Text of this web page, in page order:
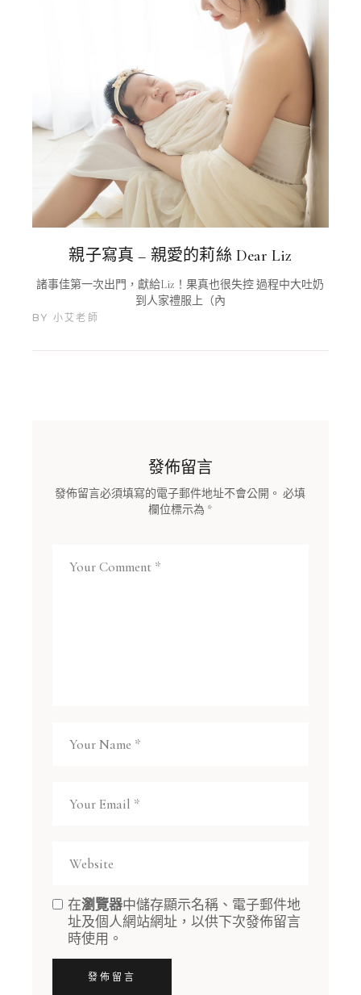
親子寫真 – 親愛的莉絲 Dear Liz
諸事佳第一次出門，獻給Liz！果真也很失控 過程中大吐奶
到人家禮服上（內
BY 小艾老師
發佈留言
發佈留言必須填寫的電子郵件地址不會公開。 必填
欄位標示為 *
在瀏覽器中儲存顯示名稱、電子郵件地
址及個人網站網址，以供下次發佈留言
時使用。
發佈留言